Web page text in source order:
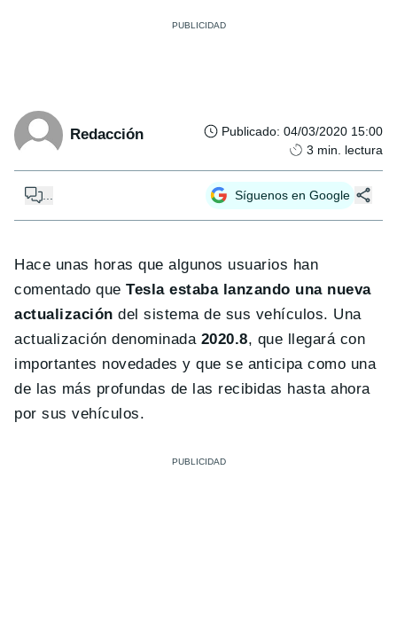
Redacción Publicado: 04/03/2020 15:00
3 min. lectura
Síguenos en Google
Hace unas horas que algunos usuarios han
comentado queTesla estaba lanzando una nueva
actualización del sistema de sus vehículos. Una
actualización denominada 2020.8, que llegará con
importantes novedades y que se anticipa como una
de las más profundas de las recibidas hasta ahora
por sus vehículos.